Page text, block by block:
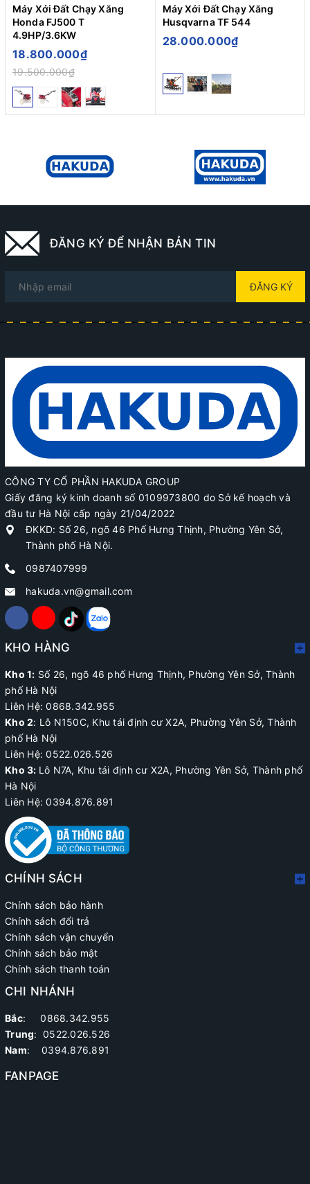
Máy Xới Đất Chạy Xăng
Honda FJ500 T
4.9HP/3.6KW
18.800.000₫
19.500.000₫
Máy Xới Đất Chạy Xăng
Husqvarna TF 544
28.000.000₫
ĐĂNG KÝ ĐỂ NHẬN BẢN TIN
ĐĂNG KÝ
CÔNG TY CỔ PHẦN HAKUDA GROUP
Giấy đăng ký kinh doanh số 0109973800 do Sở kế hoạch và
đầu tư Hà Nội cấp ngày 21/04/2022
ĐKKD: Số 26, ngõ 46 Phố Hưng Thịnh, Phường Yên Sở,
Thành phố Hà Nội.
0987407999
hakuda.vn@gmail.com
KHO HÀNG
Kho 1: Số 26, ngõ 46 phố Hưng Thịnh, Phường Yên Sở, Thành
phố Hà Nội
Liên Hệ: 0868.342.955
Kho 2: Lô N150C, Khu tái định cư X2A, Phường Yên Sở, Thành
phố Hà Nội
Liên Hệ:0522.026.526
Kho 3: Lô N7A, Khu tái định cư X2A, Phường Yên Sở, Thành phố
Hà Nội
Liên Hệ: 0394.876.891
CHÍNH SÁCH
Chính sách bảo hành
Chính sách đổi trả
Chính sách vận chuyển
Chính sách bảo mật
Chính sách thanh toán
CHI NHÁNH
Bắc: 0868.342.955
Trung: 0522.026.526
Nam: 0394.876.891
FANPAGE